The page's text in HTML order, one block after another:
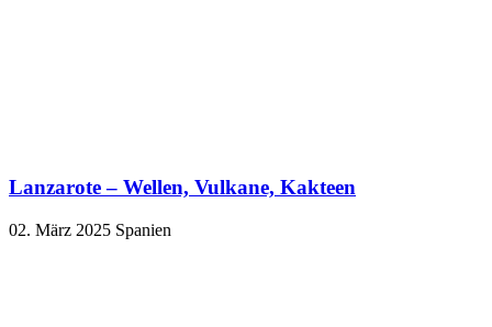
Lanzarote – Wellen, Vulkane, Kakteen
02. März 2025 Spanien